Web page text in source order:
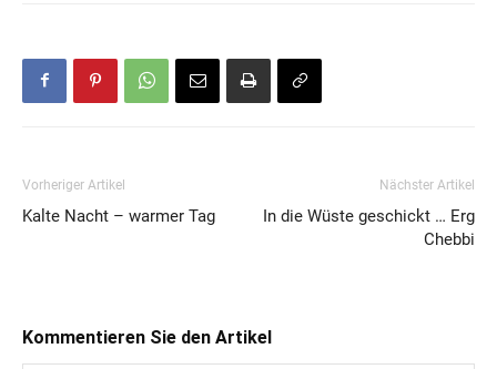
Vorheriger Artikel
Kalte Nacht – warmer Tag
Nächster Artikel
In die Wüste geschickt … Erg
Chebbi
Kommentieren Sie den Artikel